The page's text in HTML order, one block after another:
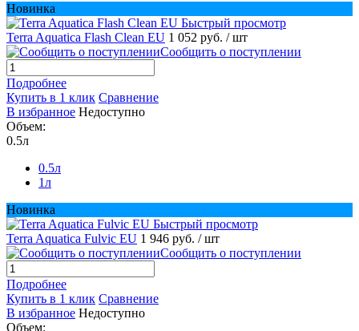
Новинка
Быстрый просмотр
Terra Aquatica Flash Clean EU 1 052 руб. / шт
Сообщить о поступлении
Подробнее
Купить в 1 клик Сравнение
В избранное Недоступно
Объем:
0.5л
0.5л
1л
Новинка
Быстрый просмотр
Terra Aquatica Fulvic EU 1 946 руб. / шт
Сообщить о поступлении
Подробнее
Купить в 1 клик Сравнение
В избранное Недоступно
Объем: